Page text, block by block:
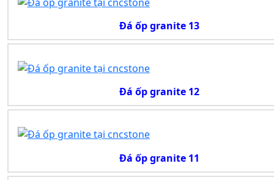
Đá ốp granite 13
Đá ốp granite 12
Đá ốp granite 11